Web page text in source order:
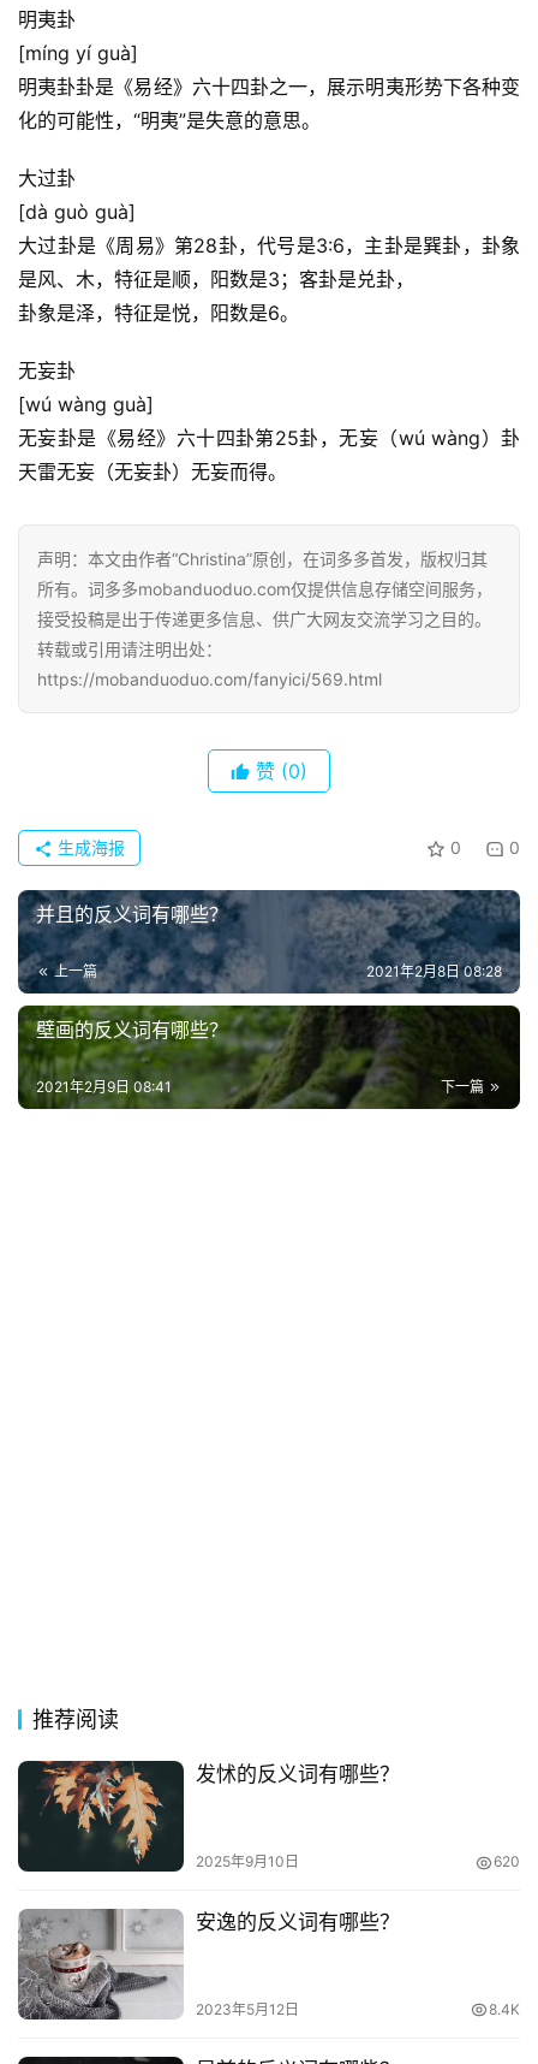
首
页
好
词
经
典
歌
词
常
贺
词
网
络
登录 注册
明夷卦
[míng yí guà]
明夷卦卦是《易经》六十四卦之一，展示明夷形势下各种变
化的可能性，“明夷”是失意的意思。
大过卦
[dà guò guà]
大过卦是《周易》第28卦，代号是3:6，主卦是巽卦，卦象
是风、木，特征是顺，阳数是3；客卦是兑卦，
卦象是泽，特征是悦，阳数是6。
无妄卦
[wú wàng guà]
无妄卦是《易经》六十四卦第25卦，无妄（wú wàng）卦
天雷无妄（无妄卦）无妄而得。
声明：本文由作者“Christina”原创，在词多多首发，版权归其
所有。词多多mobanduoduo.com仅提供信息存储空间服务，
接受投稿是出于传递更多信息、供广大网友交流学习之目的。
转载或引用请注明出处：
https://mobanduoduo.com/fanyici/569.html
赞 (0)
0 0
生成海报
并且的反义词有哪些？
上一篇 2021年2月8日 08:28
壁画的反义词有哪些？
下一篇
2021年2月9日 08:41
推荐阅读
发怵的反义词有哪些？
2025年9月10日 620
安逸的反义词有哪些？
2023年5月12日 8.4K